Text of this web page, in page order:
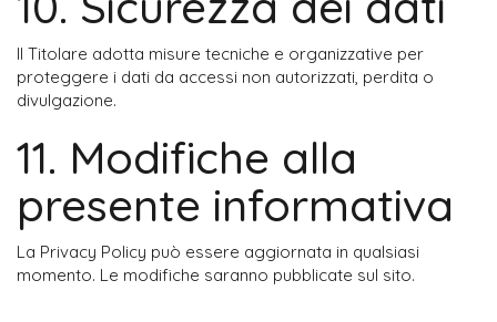
Il Titolare adotta misure tecniche e organizzative per
proteggere i dati da accessi non autorizzati, perdita o
divulgazione.
11. Modifiche alla
presente informativa
La Privacy Policy può essere aggiornata in qualsiasi
momento. Le modifiche saranno pubblicate sul sito.